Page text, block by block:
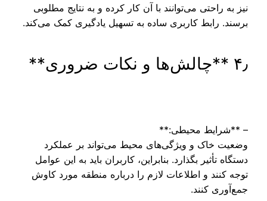
نیز به راحتی می‌توانند با آن کار کرده و به نتایج مطلوبی
برسند. رابط کاربری ساده به تسهیل یادگیری کمک می‌کند.
– **شرایط محیطی:**
وضعیت خاک و ویژگی‌های محیط می‌تواند بر عملکرد
دستگاه تأثیر بگذارد. بنابراین، کاربران باید به این عوامل
توجه کنند و اطلاعات لازم را درباره منطقه مورد کاوش
جمع‌آوری کنند.